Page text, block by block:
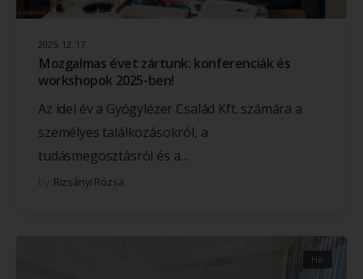
2025. 12. 17.
Mozgalmas évet zártunk: konferenciák és
workshopok 2025-ben!
Az idei év a Gyógylézer Család Kft. számára a
személyes találkozásokról, a
tudásmegosztásról és a…
Rizsányi Rózsa
Hír